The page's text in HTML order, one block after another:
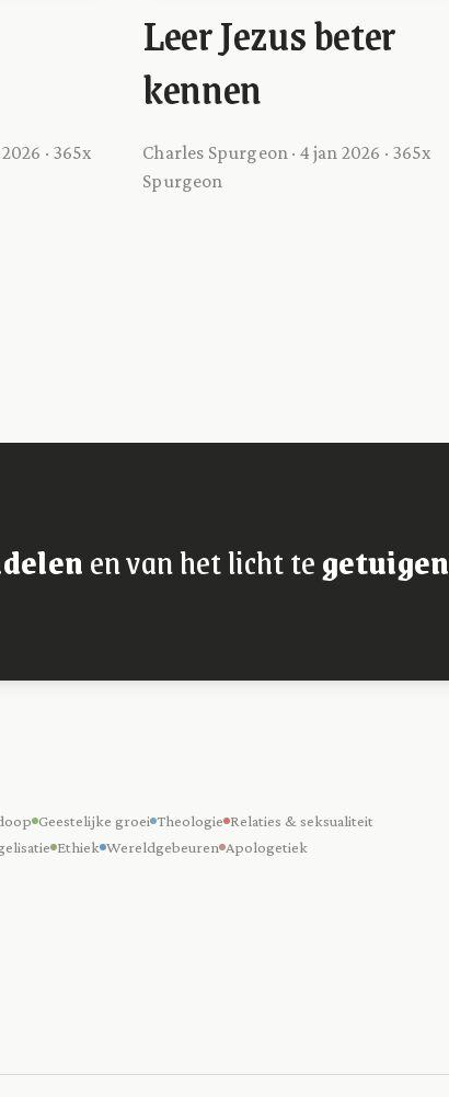
· 365x
Leer Jezus beter
kennen
Charles Spurgeon · 4 jan 2026 · 365x
Spurgeon
en van het licht tegetuigen
Geestelijke groei Theologie Relaties & seksualiteit
Ethiek Wereldgebeuren Apologetiek